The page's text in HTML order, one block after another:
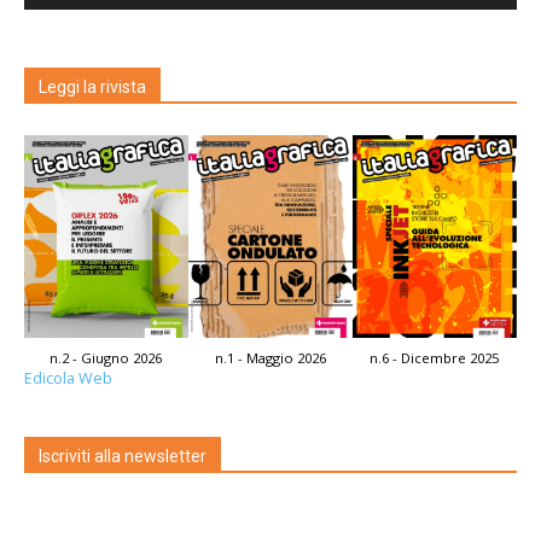
Leggi la rivista
n.2 - Giugno 2026 n.1 - Maggio 2026 n.6 - Dicembre 2025
Edicola Web
Iscriviti alla newsletter